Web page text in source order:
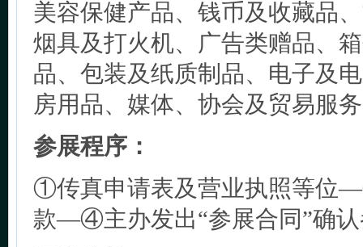
美容保健产品、钱币及收藏品
烟具及打火机、广告类赠品、
品、包装及纸质制品、电子及
房用品、媒体、协会及贸易服务
参展程序：
①传真申请表及营业执照等
款—④主办发出“参展合同”确